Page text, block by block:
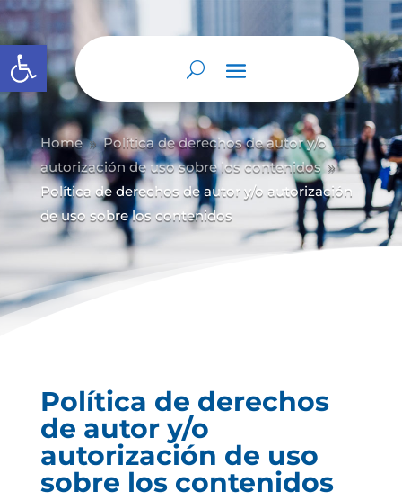
Abrir barra de herramientas
Home 9 Política de derechos de autor y/o
autorización de uso sobre los contenidos 9
Política de derechos de autor y/o autorización
de uso sobre los contenidos
Política de derechos
de autor y/o
autorización de uso
sobre los contenidos